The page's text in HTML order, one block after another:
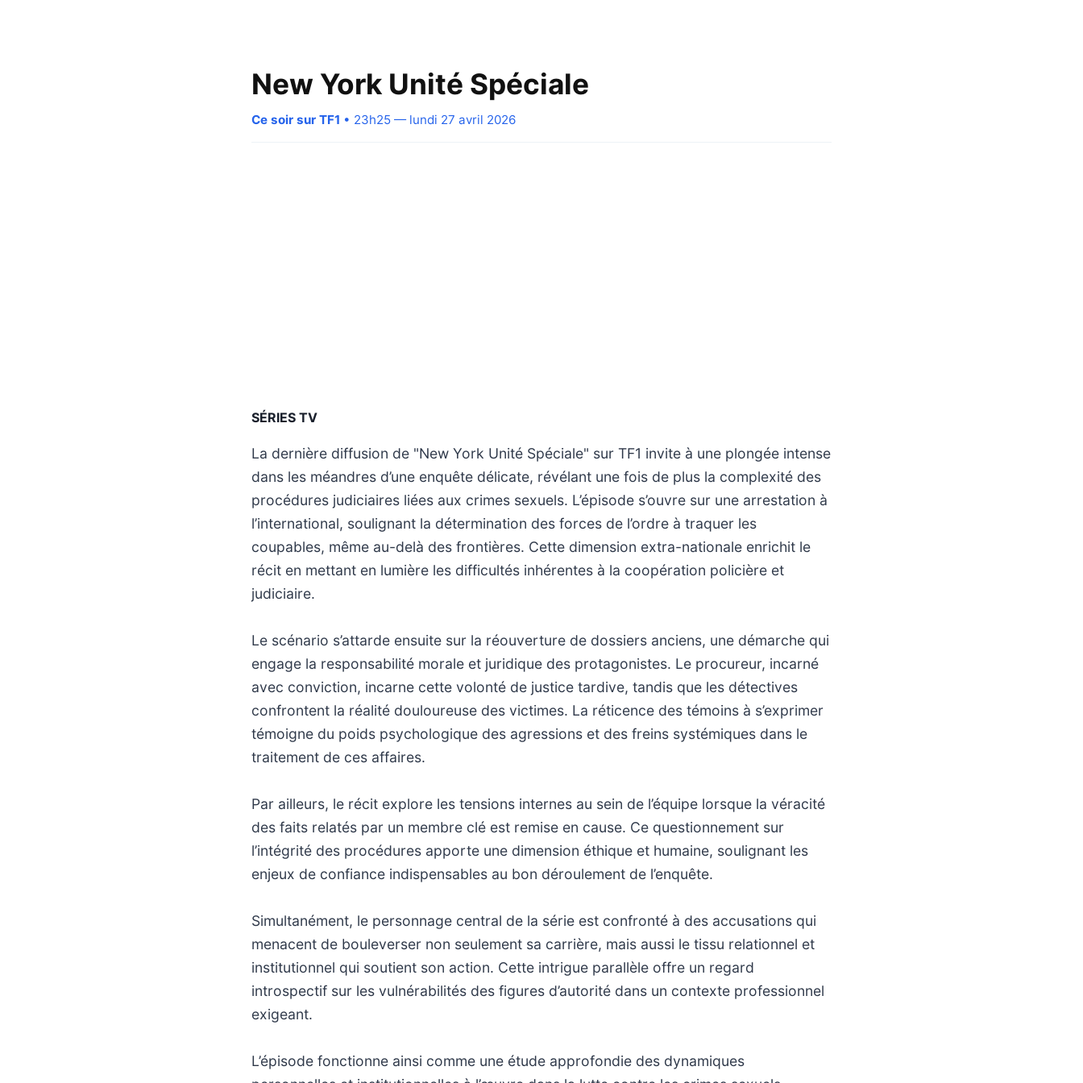
New York Unité Spéciale
Ce soir sur TF1 • 23h25 — lundi 27 avril 2026
SÉRIES TV
La dernière diffusion de "New York Unité Spéciale" sur TF1 invite à une plongée intense
dans les méandres d’une enquête délicate, révélant une fois de plus la complexité des
procédures judiciaires liées aux crimes sexuels. L’épisode s’ouvre sur une arrestation à
l’international, soulignant la détermination des forces de l’ordre à traquer les
coupables, même au-delà des frontières. Cette dimension extra-nationale enrichit le
récit en mettant en lumière les difficultés inhérentes à la coopération policière et
judiciaire.
Le scénario s’attarde ensuite sur la réouverture de dossiers anciens, une démarche qui
engage la responsabilité morale et juridique des protagonistes. Le procureur, incarné
avec conviction, incarne cette volonté de justice tardive, tandis que les détectives
confrontent la réalité douloureuse des victimes. La réticence des témoins à s’exprimer
témoigne du poids psychologique des agressions et des freins systémiques dans le
traitement de ces affaires.
Par ailleurs, le récit explore les tensions internes au sein de l’équipe lorsque la véracité
des faits relatés par un membre clé est remise en cause. Ce questionnement sur
l’intégrité des procédures apporte une dimension éthique et humaine, soulignant les
enjeux de confiance indispensables au bon déroulement de l’enquête.
Simultanément, le personnage central de la série est confronté à des accusations qui
menacent de bouleverser non seulement sa carrière, mais aussi le tissu relationnel et
institutionnel qui soutient son action. Cette intrigue parallèle offre un regard
introspectif sur les vulnérabilités des figures d’autorité dans un contexte professionnel
exigeant.
L’épisode fonctionne ainsi comme une étude approfondie des dynamiques